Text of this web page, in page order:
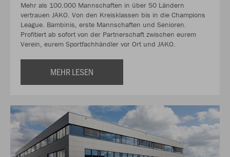
Mehr als 100.000 Mannschaften in über 50 Ländern
vertrauen JAKO. Von den Kreisklassen bis in die Champions
League. Bambinis, erste Mannschaften und Senioren.
Profitiert ab sofort von der Partnerschaft zwischen eurem
Verein, eurem Sportfachhändler vor Ort und JAKO.
MEHR LESEN